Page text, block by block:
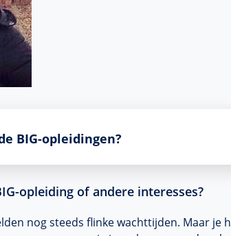
BIG-opleidingen?
opleiding of andere interesses?
nog steeds flinke wachttijden. Maar